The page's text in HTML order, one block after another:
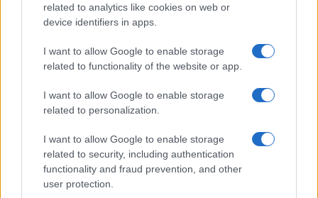
related to analytics like cookies on web or
device identifiers in apps.
I want to allow Google to enable storage
related to functionality of the website or app.
I want to allow Google to enable storage
related to personalization.
I want to allow Google to enable storage
related to security, including authentication
functionality and fraud prevention, and other
user protection.
ΚΟΣΜΟΣ
Ποντίφικας – Θα εκφωνήσει ομιλία
9/05/2025 - 9:19πμ